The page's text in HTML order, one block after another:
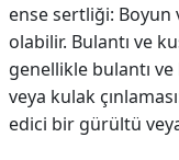
ense sertliği: Boyun
olabilir. Bulantı ve
genellikle bulantı
veya kulak
edici bir gürültü